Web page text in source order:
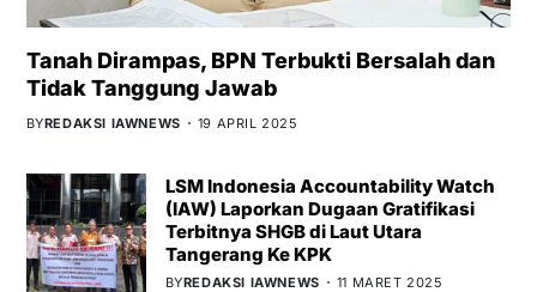
Tanah Dirampas, BPN Terbukti Bersalah dan
Tidak Tanggung Jawab
BYREDAKSI IAWNEWS 19 APRIL 2025
LSM Indonesia Accountability Watch
(IAW) Laporkan Dugaan Gratifikasi
Terbitnya SHGB di Laut Utara
Tangerang Ke KPK
BYREDAKSI IAWNEWS 11 MARET 2025